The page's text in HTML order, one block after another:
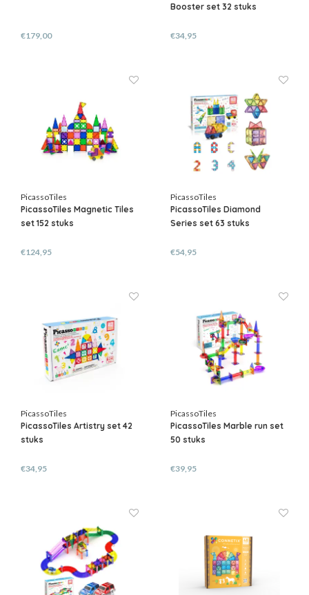
€179,00
Booster set 32 stuks
€34,95
PicassoTiles
PicassoTiles Magnetic Tiles
set 152 stuks
€124,95
PicassoTiles
PicassoTiles Diamond
Series set 63 stuks
€54,95
PicassoTiles
PicassoTiles Artistry set 42
stuks
€34,95
PicassoTiles
PicassoTiles Marble run set
50 stuks
€39,95